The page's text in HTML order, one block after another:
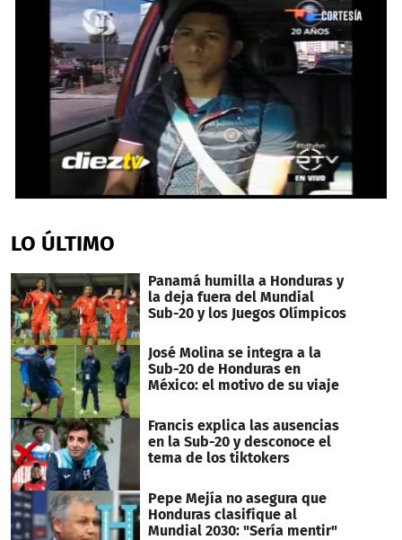
of
5
35
seconds
LO ÚLTIMO
Panamá humilla a Honduras y
la deja fuera del Mundial
Sub-20 y los Juegos Olímpicos
José Molina se integra a la
Sub-20 de Honduras en
México: el motivo de su viaje
Francis explica las ausencias
en la Sub-20 y desconoce el
tema de los tiktokers
Pepe Mejía no asegura que
Honduras clasifique al
Mundial 2030: "Sería mentir"